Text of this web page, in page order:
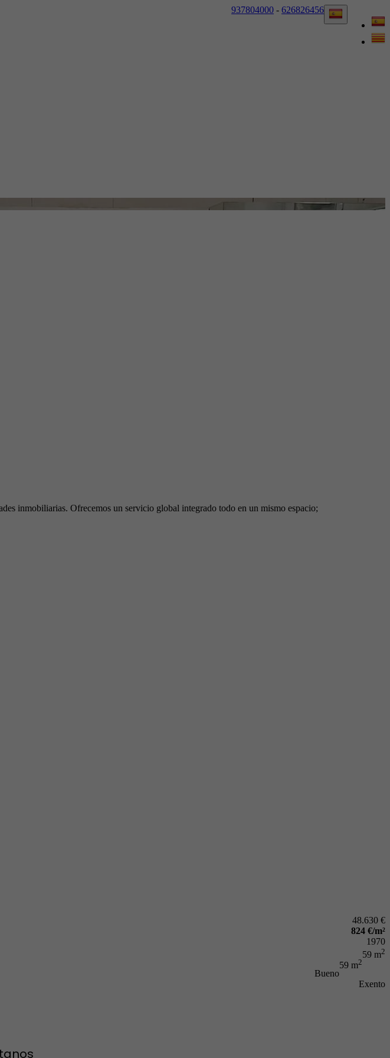
937804000 - 626826456
inmobiliarias. Ofrecemos un servicio global integrado todo en un mismo espacio;
48.630 €
824 €/m²
1970
59 m2
59 m2
Bueno
Exento